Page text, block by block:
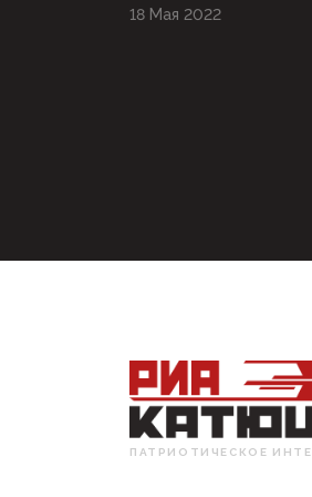
18 Мая 2022
ПАТРИОТИЧЕСКОЕ